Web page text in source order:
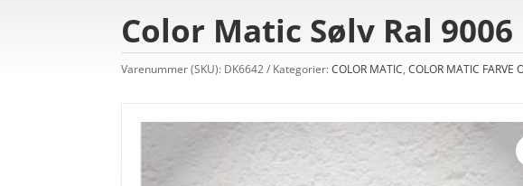
Color Matic Sølv Ral 9006
Varenummer (SKU): DK6642 Kategorier:COLOR MATIC,COLOR MATIC FARVE